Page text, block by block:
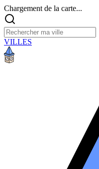
Chargement de la carte...
VILLES